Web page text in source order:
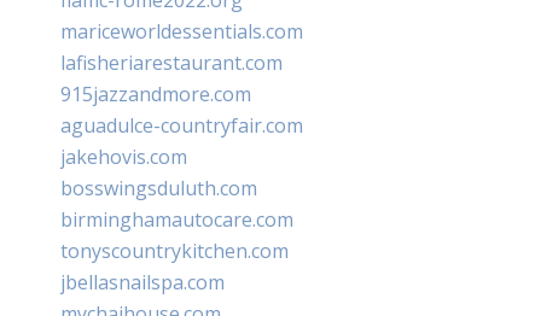
mariceworldessentials.com
lafisheriarestaurant.com
915jazzandmore.com
aguadulce-countryfair.com
jakehovis.com
bosswingsduluth.com
birminghamautocare.com
tonyscountrykitchen.com
jbellasnailspa.com